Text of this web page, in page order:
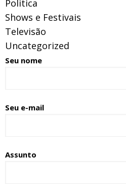
Politica
Shows e Festivais
Televisão
Uncategorized
Seu nome
Seu e-mail
Assunto